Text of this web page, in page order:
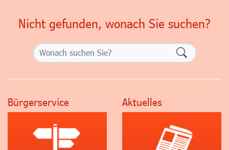
Nicht gefunden, wonach Sie suchen?
Bürgerservice Aktuelles